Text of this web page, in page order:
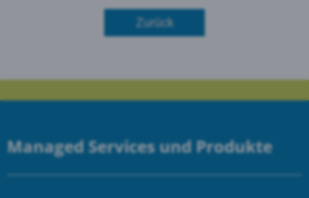
Zurück
Managed Services und Produkte